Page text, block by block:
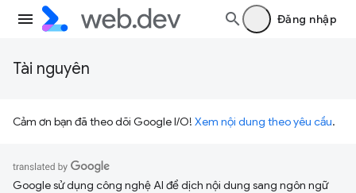
Đăng nhập
Tài nguyên
Cảm ơn bạn đã theo dõi Google I/O! Xem nội dung theo yêu cầu.
Google sử dụng công nghệ AI để dịch nội dung sang ngôn ngữ